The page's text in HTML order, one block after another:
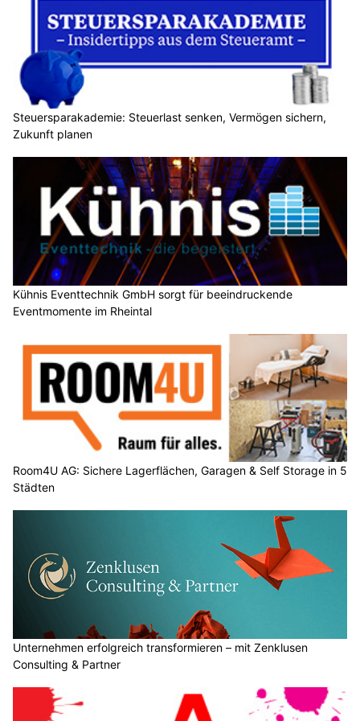
Steuersparakademie: Steuerlast senken, Vermögen sichern,
Zukunft planen
Kühnis Eventtechnik GmbH sorgt für beeindruckende
Eventmomente im Rheintal
Room4U AG: Sichere Lagerflächen, Garagen & Self Storage in 5
Städten
Unternehmen erfolgreich transformieren – mit Zenklusen
Consulting & Partner